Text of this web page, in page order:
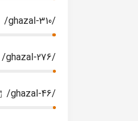
/ghazal-310/
/ghazal-276/
/ghazal-46/